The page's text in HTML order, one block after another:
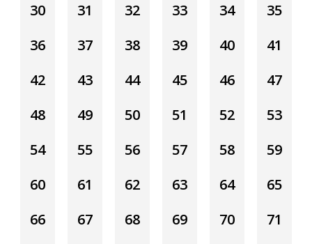
30
31 32 33 34
35
36
37 38 39 40
41
42
43 44 45 46
47
48
49 50 51 52
53
54
55 56 57 58
59
60
61 62 63 64
65
66
67 68 69 70
71